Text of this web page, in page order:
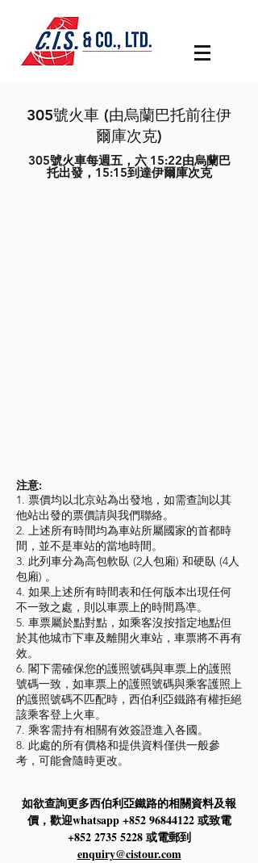
305號火車 (由烏蘭巴托前往伊
爾庫次克)
305號火車每週五，六 15:22由烏蘭巴
托出發，15:15到達伊爾庫次克
注意:
1. 票價均以北京站為出發地，如需查詢以其
他站出發的票價請與我們聯絡。
2. 上述所有時間均為車站所屬國家的首都時
間，並不是車站的當地時間。
3. 此列車分為高包軟臥 (2人包廂) 和硬臥 (4人
包廂) 。
4. 如果上述所有時間表和任何版本出現任何
不一致之處，則以車票上的時間爲凖。
5. 車票屬於點對點，如乘客沒按指定地點但
於其他城市下車及離開火車站，車票將不再有
效。
6. 閣下需確保您的護照號碼與車票上的護照
號碼一致，如車票上的護照號碼與乘客護照上
的護照號碼不匹配時，西伯利亞鐵路有權拒絕
該乘客登上火車。
7. 乘客需持有相關有效簽證進入各國。
8. 此處的所有價格和提供資料僅供一般參
考，可能會隨時更改。
如欲查詢更多西伯利亞鐵路的相關資料及報
價，歡迎whatsapp+852 96844122或致電
+852 2735 5228或電郵到
enquiry@cistour.com